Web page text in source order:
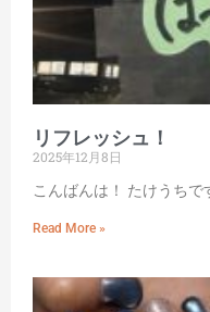
リフレッシュ！
2025年12月8日
こんばんは！ たけうち
Read More »